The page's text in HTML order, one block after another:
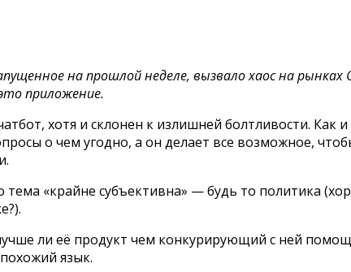
на прошлой неделе, вызвало хаос на
приложение.
хотя и склонен к излишней болтливости. Как
о чем угодно, а он делает все возможное,
тема «крайне субъективна» — будь то политика
ли её продукт чем конкурирующий с ней
язык.